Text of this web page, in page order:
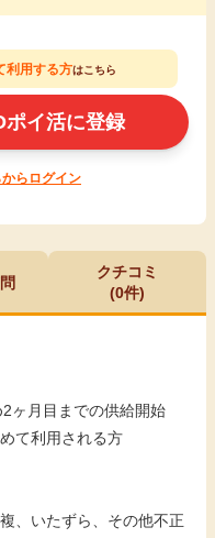
利用する方はこちら
ポイ活に登録
らログイン
クチコミ
(0件)
2ヶ月目までの供給開始
て利用される方
、いたずら、その他不正